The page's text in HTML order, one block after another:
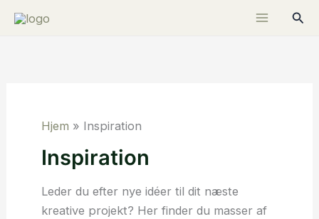
Søg
Hjem » Inspiration
Inspiration
Leder du efter nye idéer til dit næste
kreative projekt? Her finder du masser af